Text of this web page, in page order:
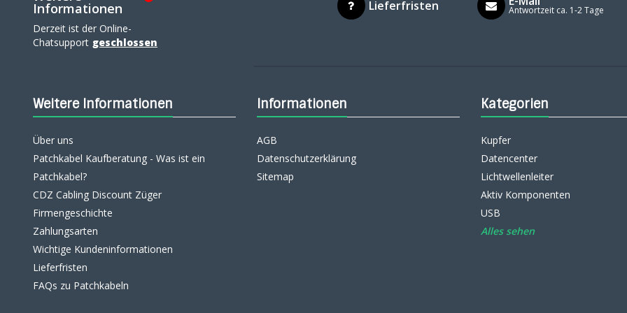
Informationen
Derzeit ist der Online-
Chatsupport geschlossen
Lieferfristen Antwortzeit ca. 1-2 Tage
Weitere Informationen
Über uns
Patchkabel Kaufberatung - Was ist ein
Patchkabel?
CDZ Cabling Discount Züger
Firmengeschichte
Zahlungsarten
Wichtige Kundeninformationen
Lieferfristen
FAQs zu Patchkabeln
Informationen
AGB
Datenschutzerklärung
Sitemap
Kategorien
Kupfer
Datencenter
Lichtwellenleiter
Aktiv Komponenten
USB
Alles sehen